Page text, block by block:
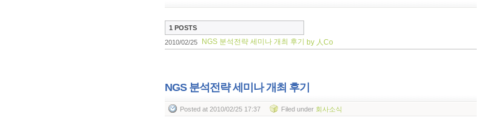
1 POSTS
2010/02/25
NGS 분석전략 세미나 개최 후기 by 人Co
NGS 분석전략 세미나 개최 후기
Postedat 2010/02/25 17:37 Filed under 회사소식